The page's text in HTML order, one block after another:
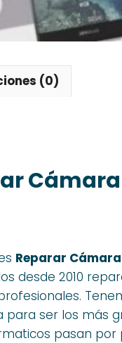
(0)
Reparar
desde 2010
para ser los más
pasan